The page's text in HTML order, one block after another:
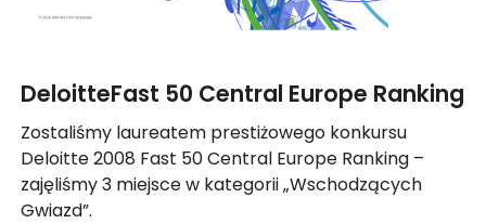
DeloitteFast 50 Central Europe Ranking
Zostaliśmy laureatem prestiżowego konkursu
Deloitte 2008 Fast 50 Central Europe Ranking –
zajęliśmy 3 miejsce w kategorii „Wschodzących
Gwiazd”.